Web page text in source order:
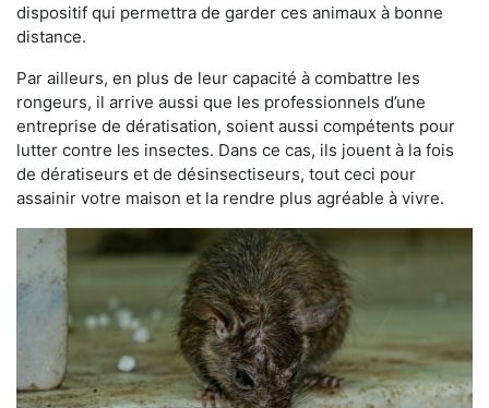
dispositif qui permettra de garder ces animaux à bonne
distance.
Par ailleurs, en plus de leur capacité à combattre les
rongeurs, il arrive aussi que les professionnels d’une
entreprise de dératisation, soient aussi compétents pour
lutter contre les insectes. Dans ce cas, ils jouent à la fois
de dératiseurs et de désinsectiseurs, tout ceci pour
assainir votre maison et la rendre plus agréable à vivre.